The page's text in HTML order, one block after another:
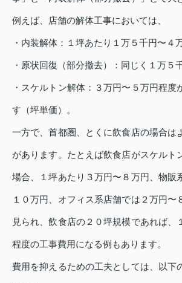
例えば、店舗の解体工事においては、
・内装解体：１坪あたり１万５千円〜４万
・原状回復（部分撤去）：同じく１万５
・スケルトン解体：３万円〜５万円程度
す（坪単価）。
一方で、首都圏、とくに飲食店の場合は
があります。たとえば飲食店がスケルト
場合、１坪あたり３万円〜８万円、物販
１０万円、オフィス系店舗では２万円〜
見られ、飲食店の２０坪規模であれば、
程度の工事費用になる例もあります。
費用を抑えるための工夫としては、以下